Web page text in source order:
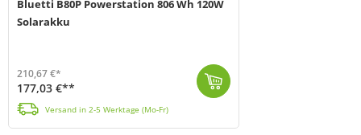
Bluetti B80P Powerstation 806 Wh 120W
Solarakku
210,67 €*
177,03 €**
Versand in 2-5 Werktage (Mo-Fr)